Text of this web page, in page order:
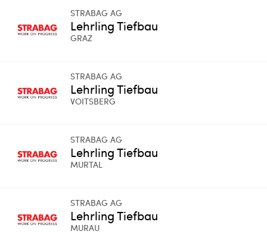
STRABAG AG
Lehrling Tiefbau
GRAZ
STRABAG AG
Lehrling Tiefbau
VOITSBERG
STRABAG AG
Lehrling Tiefbau
MURTAL
STRABAG AG
Lehrling Tiefbau
MURAU